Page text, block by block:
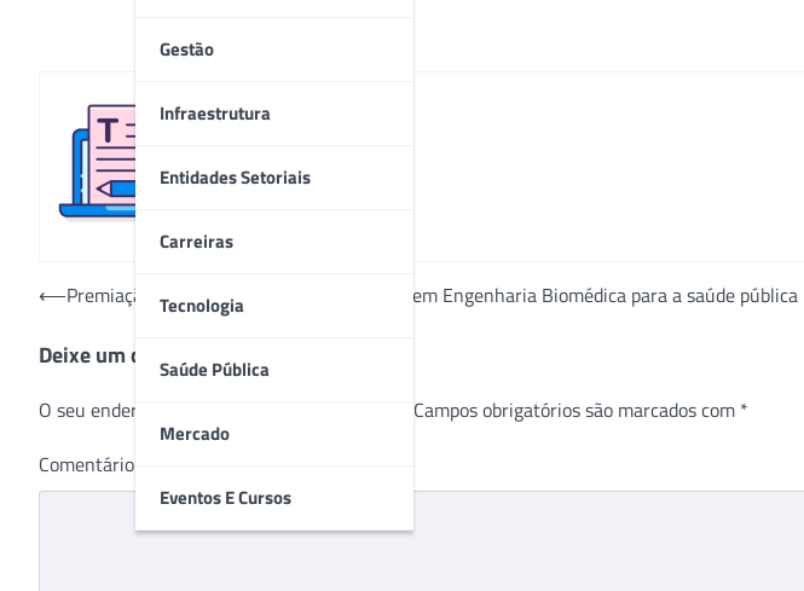
Gestão
Infraestrutura
Entidades Setoriais
Carreiras
Tecnologia
Saúde Pública
Mercado
Eventos E Cursos
Navegação
Post
⟵Premiação reconhece projetos inovadores em Engenharia Biomédica para a saúde pública
Deixe um comentário
O seu endereço de e-mail não será publicado. Campos obrigatórios são marcados com *
Comentário